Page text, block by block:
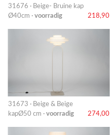
31676 · Beige- Bruine kap
Ø40cm · voorradig 218,90
31673 · Beige & Beige
kapØ50 cm · voorradig 274,00